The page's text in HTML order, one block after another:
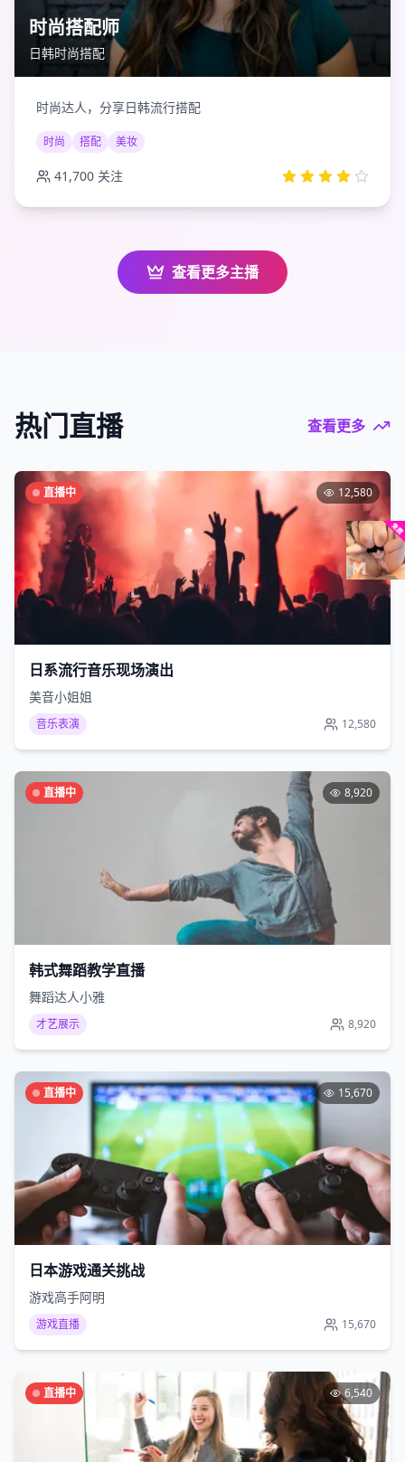
时尚搭配师
日韩时尚搭配
时尚达人，分享日韩流行搭配
时尚 搭配 美妆
41,700 关注
查看更多主播
热门直播 查看更多
直播中 12,580
日系流行音乐现场演出
美音小姐姐
音乐表演 12,580
直播中 8,920
韩式舞蹈教学直播
舞蹈达人小雅
才艺展示 8,920
直播中 15,670
日本游戏通关挑战
游戏高手阿明
游戏直播 15,670
直播中 6,540